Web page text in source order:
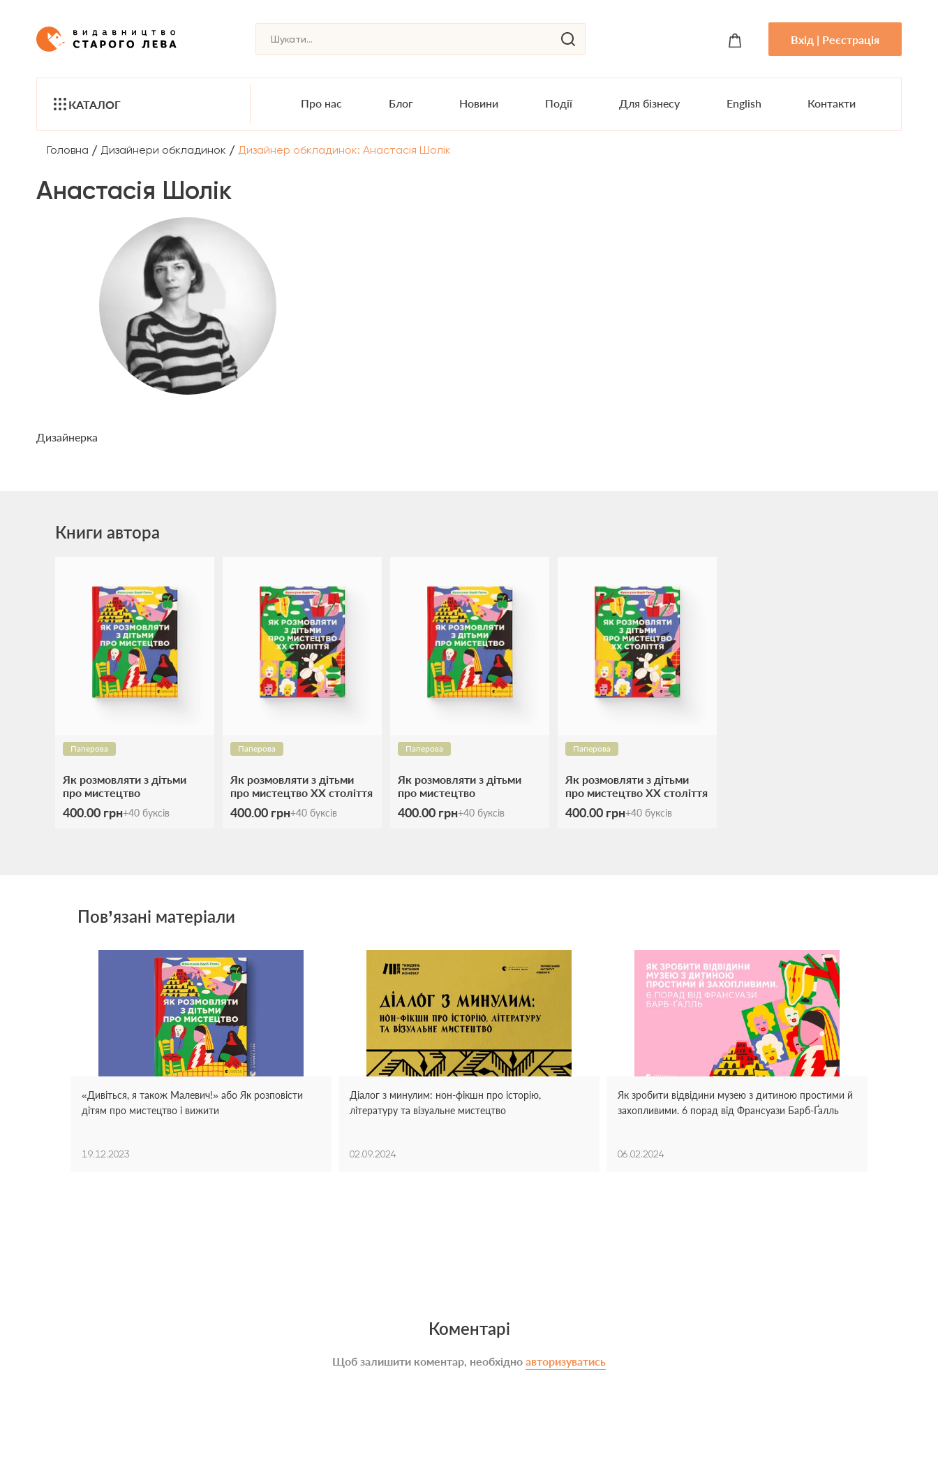
Вхід | Реєстрація
КАТАЛОГ Про нас Блог Новини Події Для бізнесу English Контакти
Головна / Дизайнери обкладинок / Дизайнер обкладинок: Анастасія Шолік
Анастасія Шолік
Дизайнерка
Книги автора
Паперова
Як розмовляти з дітьми
про мистецтво
400.00 грн+40 буксів
Паперова
Як розмовляти з дітьми
про мистецтво ХХ століття
400.00 грн+40 буксів
Паперова
Як розмовляти з дітьми
про мистецтво
400.00 грн+40 буксів
Паперова
Як розмовляти з дітьми
про мистецтво ХХ століття
400.00 грн+40 буксів
Пов’язані матеріали
«Дивіться, я також Малевич!» або Як розповісти
дітям про мистецтво і вижити
19.12.2023
Діалог з минулим: нон-фікшн про історію,
літературу та візуальне мистецтво
02.09.2024
Як зробити відвідини музею з дитиною простими й
захопливими. 6 порад від Франсуази Барб-Ґалль
06.02.2024
Коментарі
Щоб залишити коментар, необхідно авторизуватись